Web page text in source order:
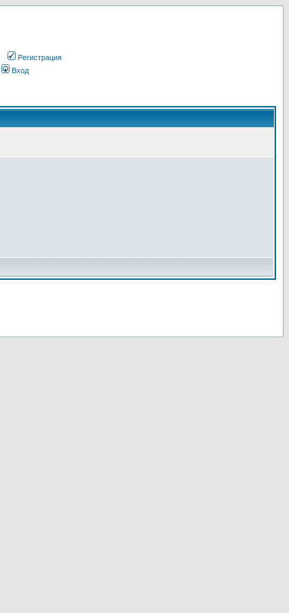
Регистрация
Вход